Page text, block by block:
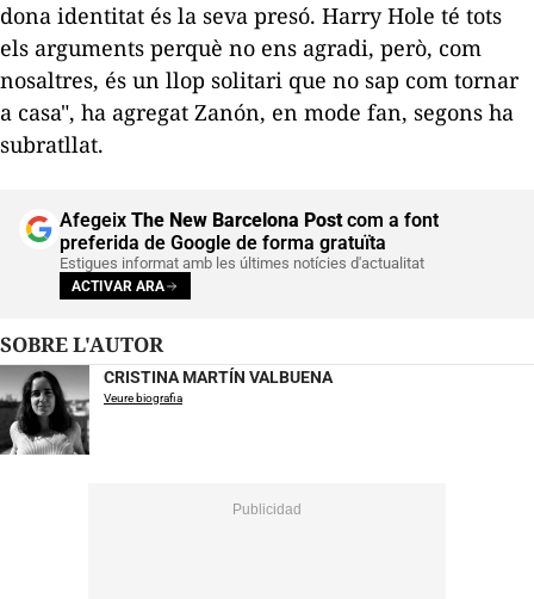
dona identitat és la seva presó. Harry Hole té tots
els arguments perquè no ens agradi, però, com
nosaltres, és un llop solitari que no sap com tornar
a casa", ha agregat Zanón, en mode fan, segons ha
subratllat.
Afegeix The New Barcelona Postcom a font
preferida de Google de forma gratuïta
Estigues informat amb les últimes notícies d'actualitat
ACTIVAR ARA
SOBRE L'AUTOR
CRISTINA MARTÍN VALBUENA
Veure biografia